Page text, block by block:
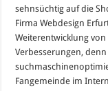
sehnsüchtig auf die
Firma Webdesign
Weiterentwicklung von
Verbesserungen,
Fangemeinde im